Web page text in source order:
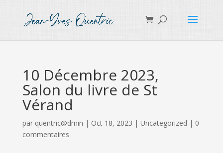
10 Décembre 2023,
Salon du livre de St
Vérand
par quentric@dmin | Oct 18, 2023 | Uncategorized | 0
commentaires